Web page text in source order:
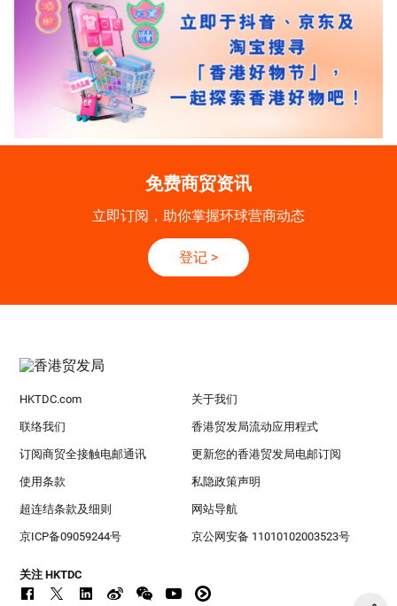
免费商贸资讯
立即订阅，助你掌握环球营商动态
登记 >
HKTDC.com 关于我们
联络我们 香港贸发局流动应用程式
订阅商贸全接触电邮通讯 更新您的香港贸发局电邮订阅
使用条款 私隐政策声明
超连结条款及细则 网站导航
京ICP备09059244号 京公网安备 11010102003523号
关注 HKTDC